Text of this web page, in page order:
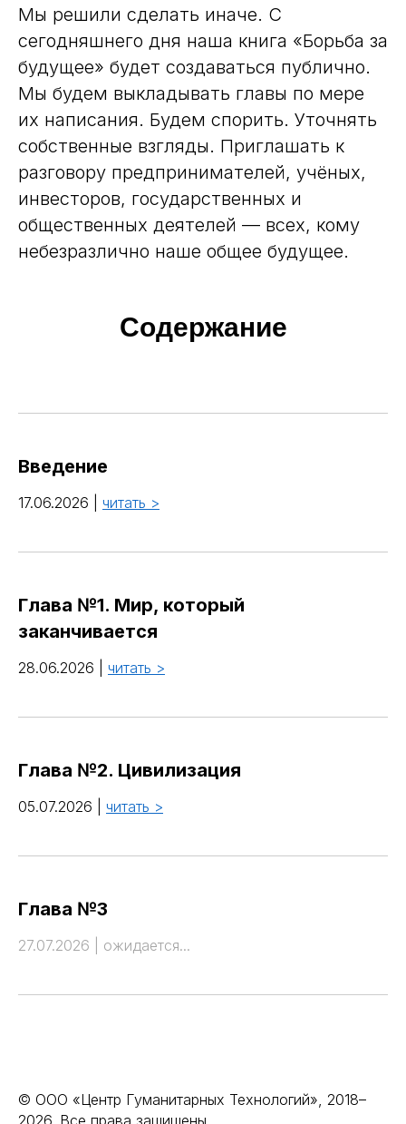
Мы решили сделать иначе. С
сегодняшнего дня наша книга «Борьба за
будущее» будет создаваться публично.
Мы будем выкладывать главы по мере
их написания. Будем спорить. Уточнять
собственные взгляды. Приглашать к
разговору предпринимателей, учёных,
инвесторов, государственных и
общественных деятелей — всех, кому
небезразлично наше общее будущее.
Содержание
Введение
17.06.2026 | читать >
Глава №1. Мир, который
заканчивается
28.06.2026 | читать >
Глава №2. Цивилизация
05.07.2026 | читать >
Глава №3
27.07.2026 | ожидается...
© ООО «Центр Гуманитарных Технологий», 2018–